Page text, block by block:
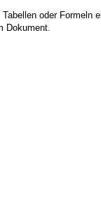
oder
Dokument.